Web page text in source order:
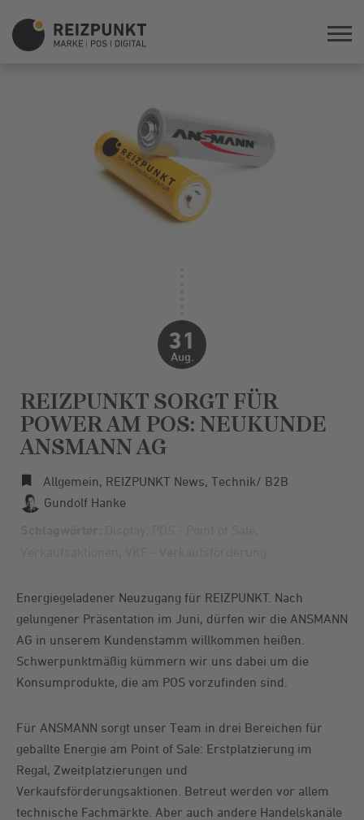
31
Aug.
REIZPUNKT SORGT FÜR
POWER AM POS: NEUKUNDE
ANSMANN AG
Allgemein, REIZPUNKT News, Technik/ B2B
Gundolf Hanke
Energiegeladener Neuzugang für REIZPUNKT. Nach
gelungener Präsentation im Juni, dürfen wir die ANSMANN
AG in unserem Kundenstamm willkommen heißen.
Schwerpunktmäßig kümmern wir uns dabei um die
Konsumprodukte, die am POS vorzufinden sind.
Für ANSMANN sorgt unser Team in drei Bereichen für
geballte Energie am Point of Sale: Erstplatzierung im
Regal, Zweitplatzierungen und
Verkaufsförderungsaktionen. Betreut werden vor allem
technische Fachmärkte. Aber auch andere Handelskanäle